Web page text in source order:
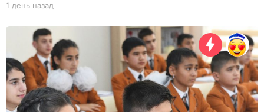
1 день назад
е
ь
н
а
з
а
д